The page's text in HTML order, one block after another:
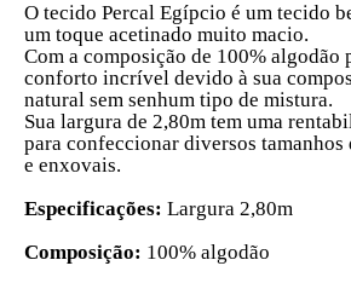
O tecido Percal Egípcio é um tecido
um toque acetinado muito macio.
Com a composição de 100% algodão
conforto incrível devido à sua
natural sem senhum tipo de mistura.
Sua largura de 2,80m tem uma
para confeccionar diversos tamanhos
e enxovais.
Especificações: Largura 2,80m
Composição: 100% algodão